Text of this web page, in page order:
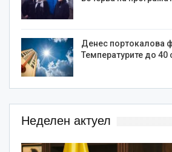
Денес портокалова
Температурите до 40
Неделен актуел